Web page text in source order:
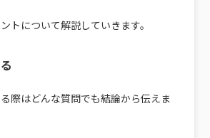
トについて解説していきます。
際はどんな質問でも結論から伝えま